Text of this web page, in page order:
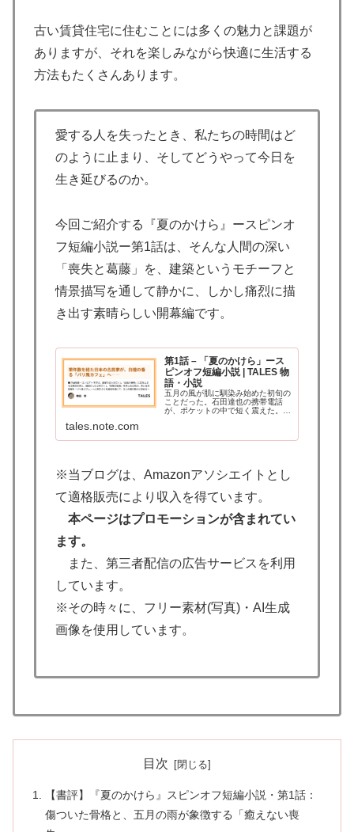
古い賃貸住宅に住むことには多くの魅力と課題が
ありますが、それを楽しみながら快適に生活する
方法もたくさんあります。
愛する人を失ったとき、私たちの時間はど
のように止まり、そしてどうやって今日を
生き延びるのか。
今回ご紹介する『夏のかけら』ースピンオ
フ短編小説ー第1話は、そんな人間の深い
「喪失と葛藤」を、建築というモチーフと
情景描写を通して静かに、しかし痛烈に描
き出す素晴らしい開幕編です。
第1話 – 「夏のかけら」ース
ピンオフ短編小説 | TALES 物
語・小説
五月の風が肌に馴染み始めた初旬の
ことだった。石田達也の携帯電話
が、ポケットの中で短く震えた。
tales.note.com
※当ブログは、Amazonアソシエイトとし
て適格販売により収入を得ています。
本ページはプロモーションが含まれてい
ます。
また、第三者配信の広告サービスを利用
しています。
※その時々に、フリー素材(写真)・AI生成
画像を使用しています。
目次
【書評】『夏のかけら』スピンオフ短編小説・第1話：
傷ついた骨格と、五月の雨が象徴する「癒えない喪